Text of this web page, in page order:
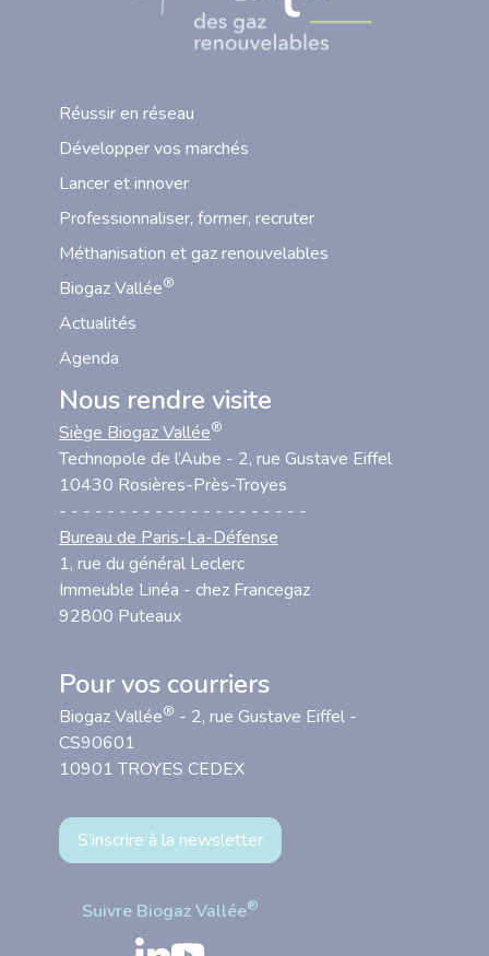
Réussir en réseau
Développer vos marchés
Lancer et innover
Professionnaliser, former, recruter
Méthanisation et gaz renouvelables
Biogaz Vallée®
Actualités
Agenda
Nous rendre visite
Siège Biogaz Vallée®
Technopole de l’Aube - 2, rue Gustave Eiffel
10430 Rosières-Près-Troyes
- - - - - - - - - - - - - - - - - - - - -
Bureau de Paris-La-Défense
1, rue du général Leclerc
Immeuble Linéa - chez Francegaz
92800 Puteaux
Pour vos courriers
Biogaz Vallée® - 2, rue Gustave Eiffel -
CS90601
10901 TROYES CEDEX
S’inscrire à la newsletter
Suivre Biogaz Vallée®